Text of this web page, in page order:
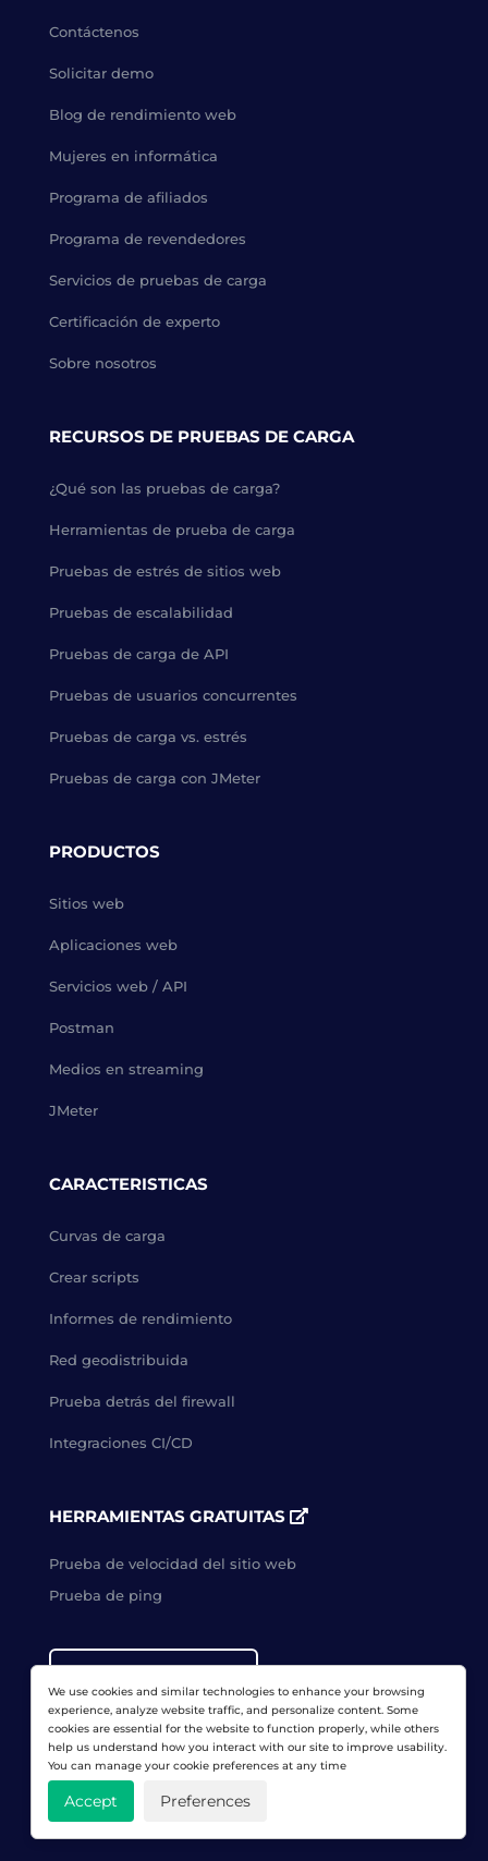
Contáctenos
Solicitar demo
Blog de rendimiento web
Mujeres en informática
Programa de afiliados
Programa de revendedores
Servicios de pruebas de carga
Certificación de experto
Sobre nosotros
RECURSOS DE PRUEBAS DE CARGA
¿Qué son las pruebas de carga?
Herramientas de prueba de carga
Pruebas de estrés de sitios web
Pruebas de escalabilidad
Pruebas de carga de API
Pruebas de usuarios concurrentes
Pruebas de carga vs. estrés
Pruebas de carga con JMeter
PRODUCTOS
Sitios web
Aplicaciones web
Servicios web / API
Postman
Medios en streaming
JMeter
CARACTERISTICAS
Curvas de carga
Crear scripts
Informes de rendimiento
Red geodistribuida
Prueba detrás del firewall
Integraciones CI/CD
HERRAMIENTAS GRATUITAS
Prueba de velocidad del sitio web
Prueba de ping
PRUEBA GRATUITA
We use cookies and similar technologies to enhance your browsing
experience, analyze website traffic, and personalize content. Some
cookies are essential for the website to function properly, while others
help us understand how you interact with our site to improve usability.
You can manage your cookie preferences at any time
Accept Preferences